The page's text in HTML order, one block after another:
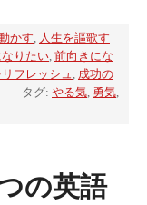
かす
人生を謳歌す
りたい 前向きにな
フレッシュ
成功の
タグ: やる気 勇気
の英語